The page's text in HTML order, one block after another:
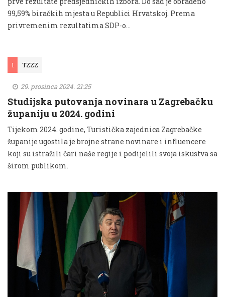
99,59% biračkih mjesta u Republici Hrvatskoj. Prema
privremenim rezultatima SDP-o...
I TZZZ
29. prosinca 2024. 21:25
Studijska putovanja novinara u Zagrebačku
županiju u 2024. godini
Tijekom 2024. godine, Turistička zajednica Zagrebačke
županije ugostila je brojne strane novinare i influencere
koji su istražili čari naše regije i podijelili svoja iskustva sa
širom publikom.